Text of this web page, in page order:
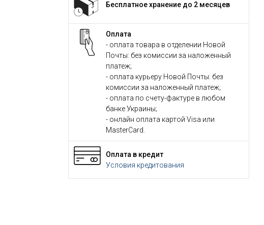
Бесплатное хранение до 2 месяцев
Оплата
- оплата товара в отделении Новой
Почты: без комиссии за наложенный
платеж;
- оплата курьеру Новой Почты: без
комиссии за наложенный платеж;
- оплата по счету-фактуре в любом
банке Украины;
- онлайн оплата картой Visa или
MasterCard.
Оплата в кредит
Условия кредитования